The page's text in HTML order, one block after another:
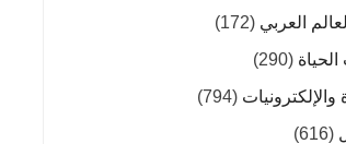
العربي (172)
(290)
والإلكترونيات (794)
(616)